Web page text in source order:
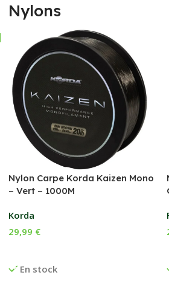
Nylons
Nylon Carpe Korda Kaizen Mono
– Vert – 1000M
Korda
En stock
29,99 €